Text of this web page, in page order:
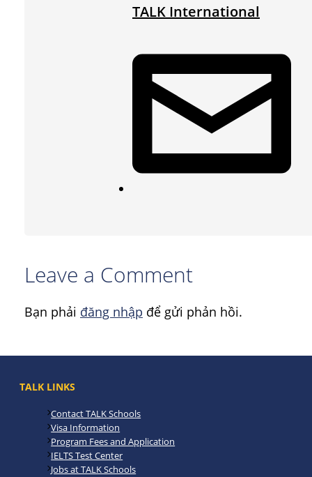
TALK International
Leave a Comment
Bạn phải đăng nhập để gửi phản hồi.
TALK LINKS
Contact TALK Schools
Visa Information
Program Fees and Application
IELTS Test Center
Jobs at TALK Schools